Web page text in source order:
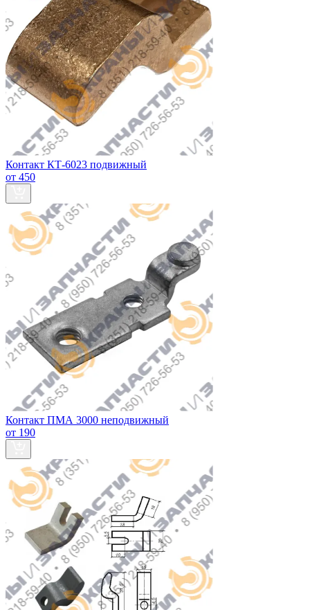
Контакт КТ-6023 подвижный
от 450
Контакт ПМА 3000 неподвижный
от 190